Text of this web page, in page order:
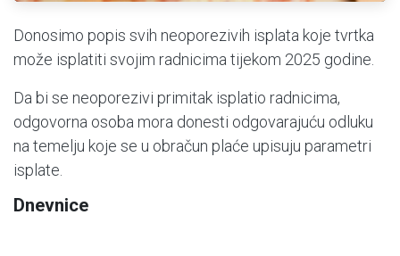
Donosimo popis svih neoporezivih isplata koje tvrtka
može isplatiti svojim radnicima tijekom 2025 godine.
Da bi se neoporezivi primitak isplatio radnicima,
odgovorna osoba mora donesti odgovarajuću odluku
na temelju koje se u obračun plaće upisuju parametri
isplate.
Dnevnice